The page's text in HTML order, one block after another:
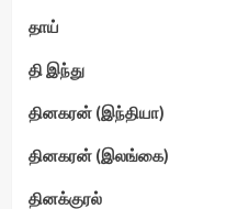
தாய்
தி இந்து
தினகரன் (இந்தியா)
தினகரன் (இலங்கை)
தினக்குரல்